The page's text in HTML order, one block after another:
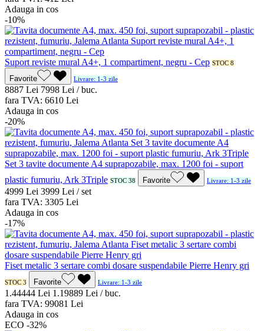
Adauga in cos
-10%
Suport reviste mural A4+, 1 compartiment, negru - Cep STOC 8
Favorite Livrare: 1-3 zile
8887 Lei 7998 Lei / buc.
fara TVA: 6610 Lei
Adauga in cos
-20%
Set 3 tavite documente A4 suprapozabile, max. 1200 foi - suport
plastic fumuriu, Ark 3Triple STOC 38 Favorite Livrare: 1-3 zile
4999 Lei 3999 Lei / set
fara TVA: 3305 Lei
Adauga in cos
-17%
Fiset metalic 3 sertare combi dosare suspendabile Pierre Henry gri
STOC 3 Favorite Livrare: 1-3 zile
1.44444 Lei 1.19889 Lei / buc.
fara TVA: 99081 Lei
Adauga in cos
ECO -32%